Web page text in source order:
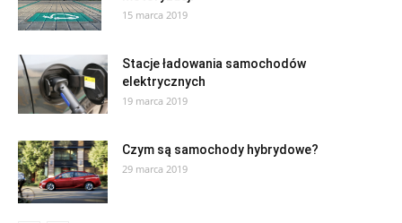
15 marca 2019
Stacje ładowania samochodów
elektrycznych
19 marca 2019
Czym są samochody hybrydowe?
29 marca 2019